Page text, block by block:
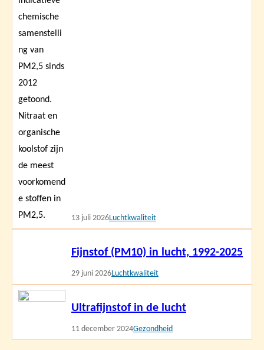
13 juli 2026Luchtkwaliteit
Fijnstof (PM10) in lucht, 1992-2025
29 juni 2026Luchtkwaliteit
Ultrafijnstof in de lucht
11 december 2024Gezondheid
Lees